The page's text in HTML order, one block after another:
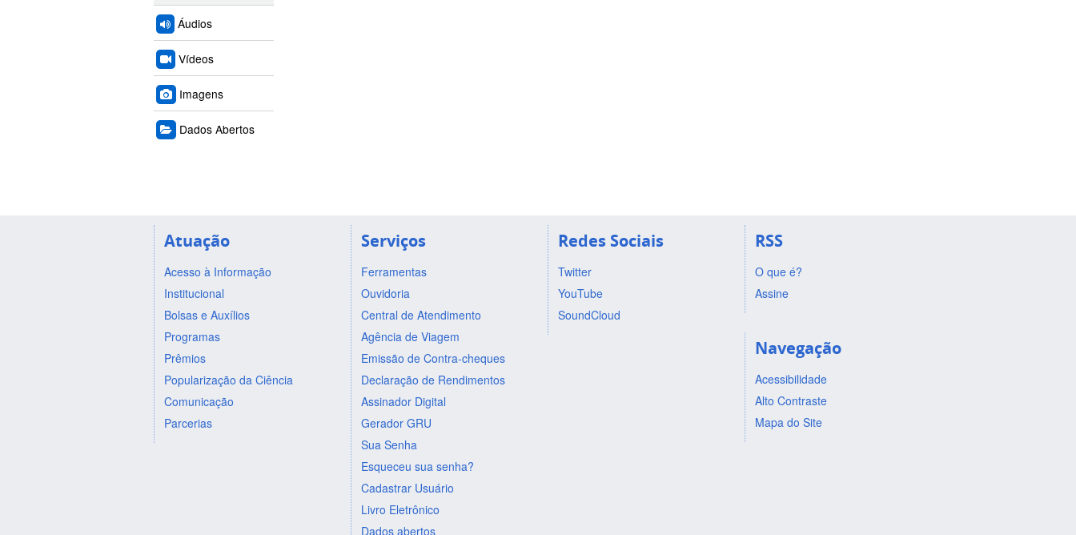
Áudios
Vídeos
Imagens
Dados Abertos
Atuação
Acesso à Informação
Institucional
Bolsas e Auxílios
Programas
Prêmios
Popularização da Ciência
Comunicação
Parcerias
Serviços
Ferramentas
Ouvidoria
Central de Atendimento
Agência de Viagem
Emissão de Contra-cheques
Declaração de Rendimentos
Assinador Digital
Gerador GRU
Sua Senha
Esqueceu sua senha?
Cadastrar Usuário
Livro Eletrônico
Dados abertos
Redes Sociais
Twitter
YouTube
SoundCloud
RSS
O que é?
Assine
Navegação
Acessibilidade
Alto Contraste
Mapa do Site